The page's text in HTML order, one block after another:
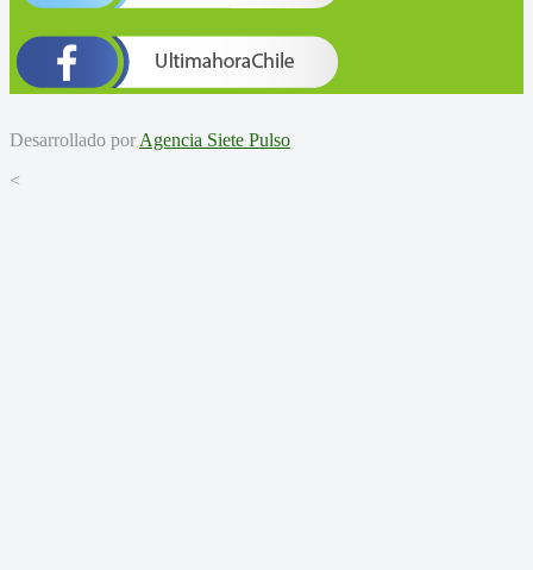
Desarrollado por Agencia Siete Pulso
<